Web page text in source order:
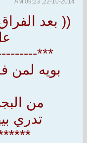
22-10-2014, 09:23 AM
(( بعد
****
بويه لمن
من
تدري